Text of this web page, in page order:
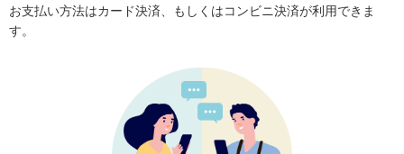
お支払い方法はカード決済、もしくはコンビニ決済が利用できま
す。